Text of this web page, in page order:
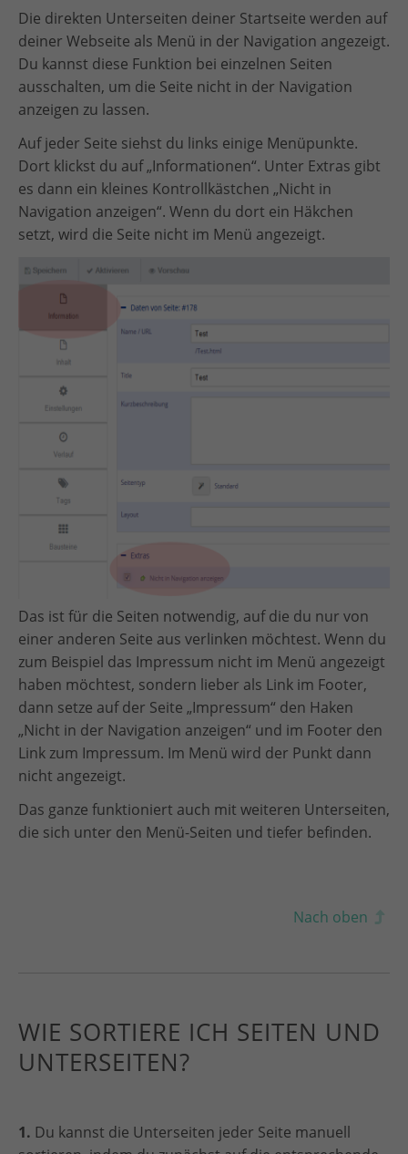
Die direkten Unterseiten deiner Startseite werden auf
deiner Webseite als Menü in der Navigation angezeigt.
Du kannst diese Funktion bei einzelnen Seiten
ausschalten, um die Seite nicht in der Navigation
anzeigen zu lassen.
Auf jeder Seite siehst du links einige Menüpunkte.
Dort klickst du auf „Informationen“. Unter Extras gibt
es dann ein kleines Kontrollkästchen „Nicht in
Navigation anzeigen“. Wenn du dort ein Häkchen
setzt, wird die Seite nicht im Menü angezeigt.
Das ist für die Seiten notwendig, auf die du nur von
einer anderen Seite aus verlinken möchtest. Wenn du
zum Beispiel das Impressum nicht im Menü angezeigt
haben möchtest, sondern lieber als Link im Footer,
dann setze auf der Seite „Impressum“ den Haken
„Nicht in der Navigation anzeigen“ und im Footer den
Link zum Impressum. Im Menü wird der Punkt dann
nicht angezeigt.
Das ganze funktioniert auch mit weiteren Unterseiten,
die sich unter den Menü-Seiten und tiefer befinden.
Nach oben
WIE SORTIERE ICH SEITEN UND
UNTERSEITEN?
1. Du kannst die Unterseiten jeder Seite manuell